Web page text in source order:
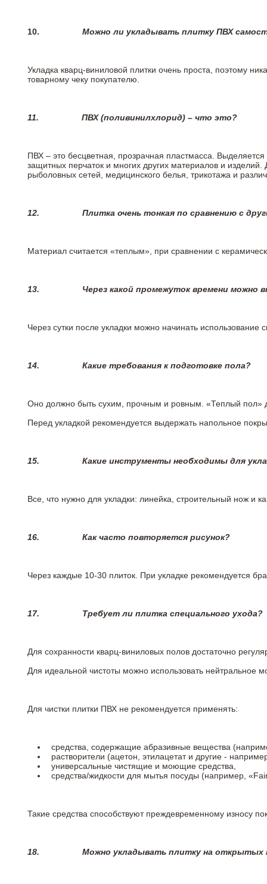
10. Можно ли укладывать плитку ПВХ
Укладка кварц-виниловой плитки очень проста, поэтому
товарному чеку покупателю.
11. ПВХ (поливинилхлорид) – что это?
ПВХ – это бесцветная, прозрачная пластмасса.
защитных перчаток и многих других материалов и
рыболовных сетей, медицинского белья, трикотажа и
12. Плитка очень тонкая по сравнению с
Материал считается «теплым», при сравнении с
13. Через какой промежуток времени можно
Через сутки после укладки можно начинать
14. Какие требования к подготовке пола?
Оно должно быть сухим, прочным и ровным. «Теплый пол»
Перед укладкой рекомендуется выдержать напольное
15. Какие инструменты необходимы для
Все, что нужно для укладки: линейка, строительный нож и
16. Как часто повторяется рисунок?
Через каждые 10-30 плиток. При укладке рекомендуется
17. Требует ли плитка специального ухода?
Для сохранности кварц-виниловых полов достаточно
Для идеальной чистоты можно использовать
Для чистки плитки ПВХ не рекомендуется применять:
средства, содержащие абразивные вещества
растворители (ацетон, этилацетат и другие -
универсальные чистящие и моющие средства,
средства/жидкости для мытья посуды (например,
Такие средства способствуют преждевременному износу
18. Можно укладывать плитку на открытых